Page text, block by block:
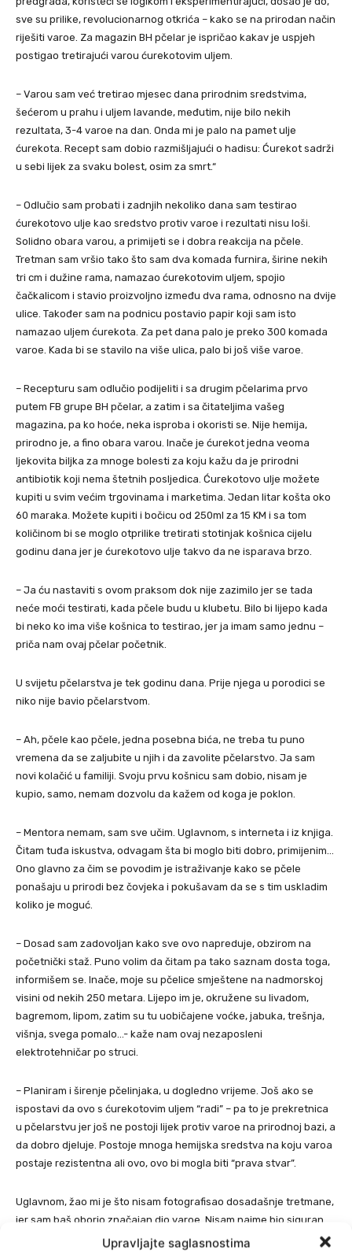
Upravljajte saglasnostima
sve su prilike, revolucionarnog otkrića – kako se na prirodan način
riješiti varoe. Za magazin BH pčelar je ispričao kakav je uspjeh
postigao tretirajući varou ćurekotovim uljem.
– Varou sam već tretirao mjesec dana prirodnim sredstvima,
šećerom u prahu i uljem lavande, međutim, nije bilo nekih
rezultata, 3-4 varoe na dan. Onda mi je palo na pamet ulje
ćurekota. Recept sam dobio razmišljajući o hadisu: Ćurekot sadrži
u sebi lijek za svaku bolest, osim za smrt.“
– Odlučio sam probati i zadnjih nekoliko dana sam testirao
ćurekotovo ulje kao sredstvo protiv varoe i rezultati nisu loši.
Solidno obara varou, a primijeti se i dobra reakcija na pčele.
Tretman sam vršio tako što sam dva komada furnira, širine nekih
tri cm i dužine rama, namazao ćurekotovim uljem, spojio
čačkalicom i stavio proizvoljno između dva rama, odnosno na dvije
ulice. Također sam na podnicu postavio papir koji sam isto
namazao uljem ćurekota. Za pet dana palo je preko 300 komada
varoe. Kada bi se stavilo na više ulica, palo bi još više varoe.
– Recepturu sam odlučio podijeliti i sa drugim pčelarima prvo
putem FB grupe BH pčelar, a zatim i sa čitateljima vašeg
magazina, pa ko hoće, neka isproba i okoristi se. Nije hemija,
prirodno je, a fino obara varou. Inače je ćurekot jedna veoma
ljekovita biljka za mnoge bolesti za koju kažu da je prirodni
antibiotik koji nema štetnih posljedica. Ćurekotovo ulje možete
kupiti u svim većim trgovinama i marketima. Jedan litar košta oko
60 maraka. Možete kupiti i bočicu od 250ml za 15 KM i sa tom
količinom bi se moglo otprilike tretirati stotinjak košnica cijelu
godinu dana jer je ćurekotovo ulje takvo da ne isparava brzo.
– Ja ću nastaviti s ovom praksom dok nije zazimilo jer se tada
neće moći testirati, kada pčele budu u klubetu. Bilo bi lijepo kada
bi neko ko ima više košnica to testirao, jer ja imam samo jednu –
priča nam ovaj pčelar početnik.
U svijetu pčelarstva je tek godinu dana. Prije njega u porodici se
niko nije bavio pčelarstvom.
– Ah, pčele kao pčele, jedna posebna bića, ne treba tu puno
vremena da se zaljubite u njih i da zavolite pčelarstvo. Ja sam
novi kolačić u familiji. Svoju prvu košnicu sam dobio, nisam je
kupio, samo, nemam dozvolu da kažem od koga je poklon.
– Mentora nemam, sam sve učim. Uglavnom, s interneta i iz knjiga.
Čitam tuđa iskustva, odvagam šta bi moglo biti dobro, primijenim…
Ono glavno za čim se povodim je istraživanje kako se pčele
ponašaju u prirodi bez čovjeka i pokušavam da se s tim uskladim
koliko je moguć.
– Dosad sam zadovoljan kako sve ovo napreduje, obzirom na
početnički staž. Puno volim da čitam pa tako saznam dosta toga,
informišem se. Inače, moje su pčelice smještene na nadmorskoj
visini od nekih 250 metara. Lijepo im je, okružene su livadom,
bagremom, lipom, zatim su tu uobičajene voćke, jabuka, trešnja,
višnja, svega pomalo…- kaže nam ovaj nezaposleni
elektrotehničar po struci.
– Planiram i širenje pčelinjaka, u dogledno vrijeme. Još ako se
ispostavi da ovo s ćurekotovim uljem “radi” – pa to je prekretnica
u pčelarstvu jer još ne postoji lijek protiv varoe na prirodnoj bazi, a
da dobro djeluje. Postoje mnoga hemijska sredstva na koju varoa
postaje rezistentna ali ovo, ovo bi mogla biti “prava stvar”.
Uglavnom, žao mi je što nisam fotografisao dosadašnje tretmane,
jer sam baš oborio značajan dio varoe. Nisam naime bio siguran
šta da očekujem pa mi nije ni palo na pamet da to zabilježim